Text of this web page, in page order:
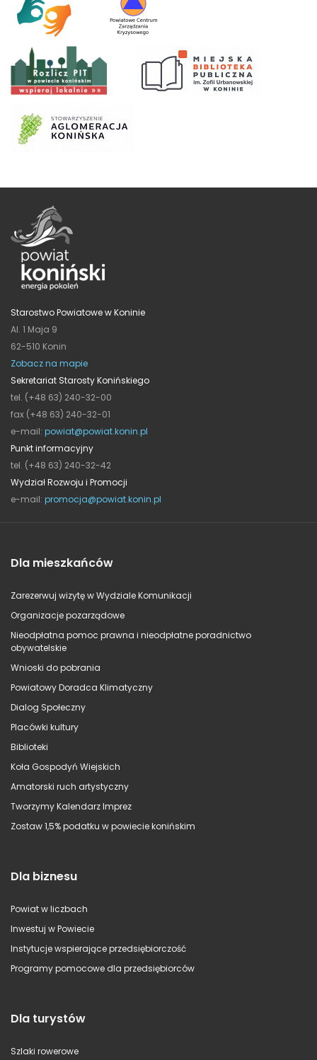
Starostwo Powiatowe w Koninie
Al. 1 Maja 9
62-510 Konin
Zobacz na mapie
Sekretariat Starosty Konińskiego
tel. (+48 63) 240-32-00
fax (+48 63) 240-32-01
e-mail: powiat@powiat.konin.pl
Punkt informacyjny
tel. (+48 63) 240-32-42
Wydział Rozwoju i Promocji
e-mail: promocja@powiat.konin.pl
Dla mieszkańców
Zarezerwuj wizytę w Wydziale Komunikacji
Organizacje pozarządowe
Nieodpłatna pomoc prawna i nieodpłatne poradnictwo
obywatelskie
Wnioski do pobrania
Powiatowy Doradca Klimatyczny
Dialog Społeczny
Placówki kultury
Biblioteki
Koła Gospodyń Wiejskich
Amatorski ruch artystyczny
Tworzymy Kalendarz Imprez
Zostaw 1,5% podatku w powiecie konińskim
Dla biznesu
Powiat w liczbach
Inwestuj w Powiecie
Instytucje wspierające przedsiębiorczość
Programy pomocowe dla przedsiębiorców
Dla turystów
Szlaki rowerowe